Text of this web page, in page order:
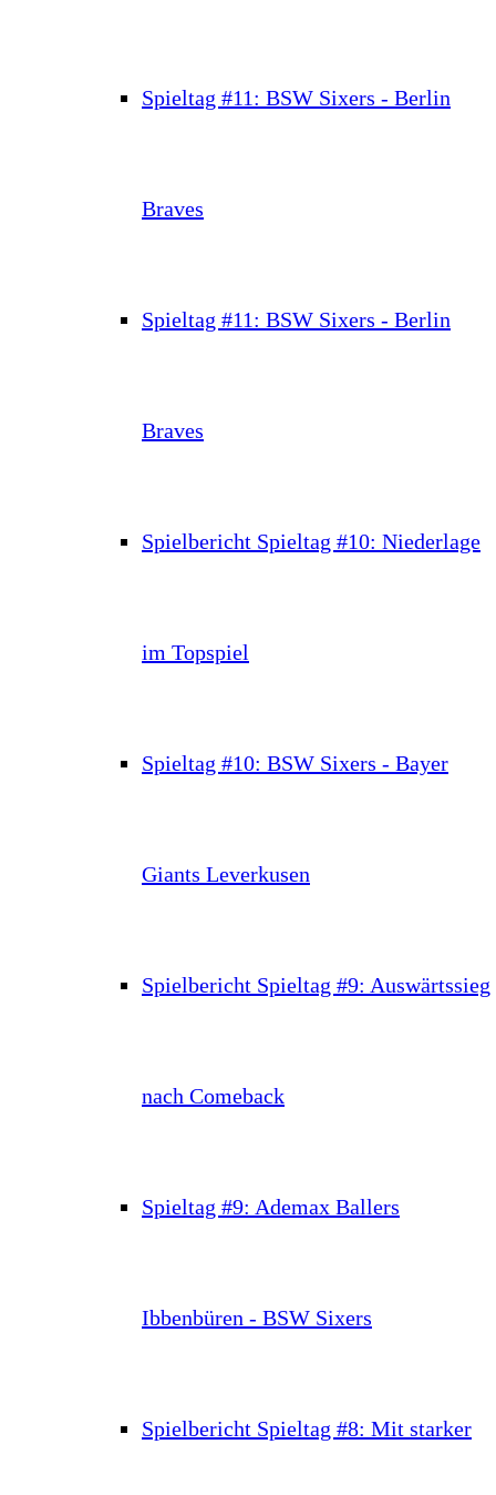
Spieltag #11: BSW Sixers - Berlin
Braves
Spieltag #11: BSW Sixers - Berlin
Braves
Spielbericht Spieltag #10: Niederlage
im Topspiel
Spieltag #10: BSW Sixers - Bayer
Giants Leverkusen
Spielbericht Spieltag #9: Auswärtssieg
nach Comeback
Spieltag #9: Ademax Ballers
Ibbenbüren - BSW Sixers
Spielbericht Spieltag #8: Mit starker